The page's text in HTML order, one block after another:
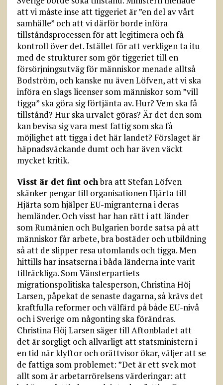
att vi måste inse att tiggeriet är ”en del av vårt
samhälle” och att vi därför borde införa
tillståndsprocessen för att legitimera och få
kontroll över det. Istället för att verkligen ta itu
med de strukturer som gör tiggeriet till en
försörjningsutväg för människor menade alltså
Bodström, och kanske nu även Löfven, att vi ska
införa en slags licenser som människor som ”vill
tigga” ska göra sig förtjänta av. Hur? Vem ska få
tillstånd? Hur ska urvalet göras? Är det den som
kan bevisa sig vara mest fattig som ska få
möjlighet att tigga i det här landet? Förslaget är
häpnadsväckande dumt och har även väckt
mycket kritik.
Visst är det fint ochbra att Stefan Löfven
skänker pengar till organisationen Hjärta till
Hjärta som hjälper EU-migranterna i deras
hemländer. Och visst har han rätt i att länder
som Rumänien och Bulgarien borde satsa på att
människor får arbete, bra bostäder och utbildning
så att de slipper resa utomlands och tigga. Men
hittills har insatserna i båda länderna inte varit
tillräckliga. Som Vänsterpartiets
migrationspolitiska talesperson, Christina Höj
Larsen, påpekat de senaste dagarna, så krävs det
kraftfulla reformer och välfärd på både EU-nivå
och i Sverige om någonting ska förändras.
Christina Höj Larsen säger till Aftonbladet att
det är sorgligt och allvarligt att statsministern i
en tid när klyftor och orättvisor ökar, väljer att se
de fattiga som problemet: ”Det är ett svek mot
allt som är arbetarrörelsens värderingar: att